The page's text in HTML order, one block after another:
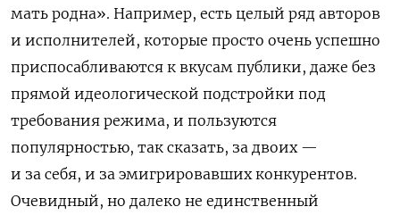
мать родна». Например, есть целый ряд авторов
и исполнителей, которые просто очень успешно
приспосабливаются к вкусам публики, даже без
прямой идеологической подстройки под
требования режима, и пользуются
популярностью, так сказать, за двоих —
и за себя, и за эмигрировавших конкурентов.
Очевидный, но далеко не единственный